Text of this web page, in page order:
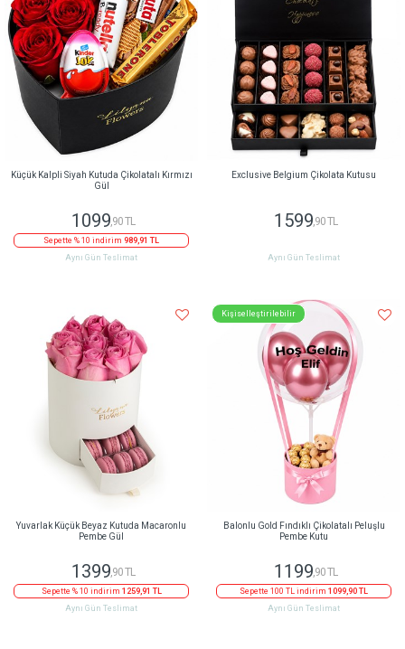
Küçük Kalpli Siyah Kutuda Çikolatalı Kırmızı
Gül
1099 ,90 TL
Sepette % 10 indirim 989,91 TL
Aynı Gün Teslimat
Exclusive Belgium Çikolata Kutusu
1599 ,90 TL
Aynı Gün Teslimat
Yuvarlak Küçük Beyaz Kutuda Macaronlu
Pembe Gül
1399,90 TL
Sepette % 10 indirim 1259,91 TL
Aynı Gün Teslimat
Kişiselleştirilebilir
Balonlu Gold Fındıklı Çikolatalı Peluşlu
Pembe Kutu
1199,90 TL
Sepette 100 TL indirim 1099,90 TL
Aynı Gün Teslimat